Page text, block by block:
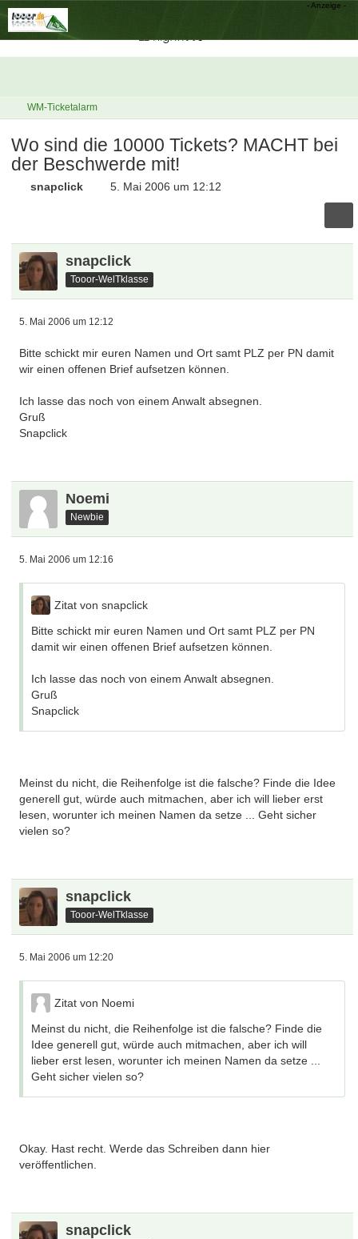
WM-Ticketalarm
Wo sind die 10000 Tickets? MACHT bei
der Beschwerde mit!
snapclick 5. Mai 2006 um 12:12
snapclick
Tooor-WelTklasse
5. Mai 2006 um 12:12
Bitte schickt mir euren Namen und Ort samt PLZ per PN damit
wir einen offenen Brief aufsetzen können.
Ich lasse das noch von einem Anwalt absegnen.
Gruß
Snapclick
Noemi
Newbie
5. Mai 2006 um 12:16
Zitat von snapclick
Bitte schickt mir euren Namen und Ort samt PLZ per PN
damit wir einen offenen Brief aufsetzen können.
Ich lasse das noch von einem Anwalt absegnen.
Gruß
Snapclick
Meinst du nicht, die Reihenfolge ist die falsche? Finde die Idee
generell gut, würde auch mitmachen, aber ich will lieber erst
lesen, worunter ich meinen Namen da setze ... Geht sicher
vielen so?
snapclick
Tooor-WelTklasse
5. Mai 2006 um 12:20
Zitat von Noemi
Meinst du nicht, die Reihenfolge ist die falsche? Finde die
Idee generell gut, würde auch mitmachen, aber ich will
lieber erst lesen, worunter ich meinen Namen da setze ...
Geht sicher vielen so?
Okay. Hast recht. Werde das Schreiben dann hier
veröffentlichen.
snapclick